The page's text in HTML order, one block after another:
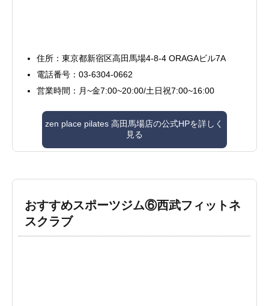
住所：東京都新宿区高田馬場4-8-4 ORAGAビル7A
電話番号：03-6304-0662
営業時間：月~金7:00~20:00/土日祝7:00~16:00
zen place pilates 高田馬場店の公式HPを詳しく
見る
おすすめスポーツジム⑥西武フィットネ
スクラブ